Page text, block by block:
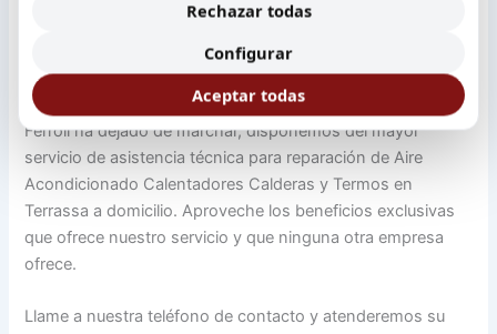
y Termos en Terrassa
Si su Aire Acondicionado Calentadores Calderas y Termos
Ferroli ha dejado de marchar, disponemos del mayor
servicio de asistencia técnica para reparación de Aire
Acondicionado Calentadores Calderas y Termos en
Terrassa a domicilio. Aproveche los beneficios exclusivas
que ofrece nuestro servicio y que ninguna otra empresa
ofrece.
Llame a nuestra teléfono de contacto y atenderemos su
Rechazar todas
Configurar
Aceptar todas